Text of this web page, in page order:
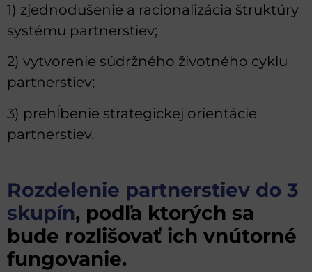
1) zjednodušenie a racionalizácia štruktúry
systému partnerstiev;
2) vytvorenie súdržného životného cyklu
partnerstiev;
3) prehĺbenie strategickej orientácie
partnerstiev.
Rozdelenie partnerstiev do 3
skupín, podľa ktorých sa
bude rozlišovať ich vnútorné
fungovanie.